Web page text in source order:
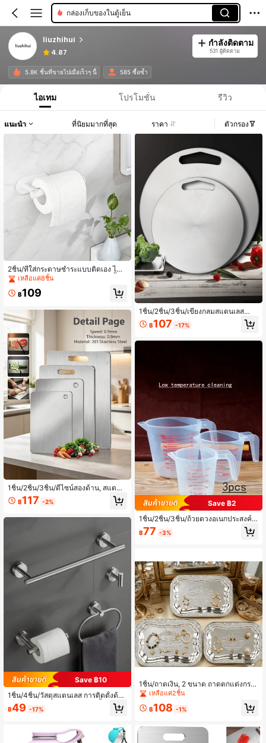
กล่องเก็บของในตู้เย็น
liuzhihui
4.87
กำลังติดตาม
531 ผู้ติดตาม
5.8K ชิ้นที่ขายไปเมื่อเร็วๆ นี้ 585 ซื้อซ้ำ
ไอเทม โปรโมชั่น รีวิว
แนะนำ ที่นิยมมากที่สุด ราคา ตัวกรอง
2ชิ้น/ที่ใส่กระดาษชำระแบบติดเอง ไม่ต้
องเจาะ เหมาะสำหรับห้องครัว ห้องน้ำ
ห้องส้วม ใช้ (อเนกประสงค์) (วัสดุพลาส
ติก)
เหลือแค่8ชิ้น
฿109
1ชิ้น/2ชิ้น/3ชิ้น/ดีไซน์สองด้าน, สแตนเ
ลส, เหมาะสำหรับครัวและร้านอาหาร,
ครัว, เขียงตัดกลางแจ้ง
฿117 -2%
Save ฿10
1ชิ้น/4ชิ้น/วัสดุสแตนเลส การติดตั้งด้วย
การเจาะมีความปลอดภัยมากขึ้น, ราวแ
ขวนผ้าเช็ดตัวสแตนเลส, ชั้นวางผ้าเช็ด
อเจาะ, ราวเก็บของอเนกประสงค์ (ชุด 1
ชิ้น) (ชุด 4 ชิ้น)
฿49 -17%
1ชิ้น/2ชิ้น/3ชิ้น/เขียงกลมสแตนเลสสำห
รับใช้ในบ้านและกลางแจ้ง, เขียงทนต่อ
การสึกหรอและป้องกันเชื้อรา, เขียงหั่นผั
฿107 -17%
Save ฿2
1ชิ้น/2ชิ้น/3ชิ้น/ถ้วยตวงอเนกประสงค์,
ถ้วยตวงพลาสติกใสทนความร้อนสามา
รถวางซ้อนกันได้พร้อมด้ามจับทำมุมแล
0มล., ถ้วยตวง (ทำความสะอาดด้วยอุ
ณหภูมิต่ำ)
฿77 -3%
1ชิ้น/ถาดเงิน, 2 ขนาด ถาดตกแต่งกระ
จกแกะสลักลายดอกไม้แบบวินเทจ เหม
าะสำหรับจัดแสดงเครื่องประดับ/กิ๊บติด
ผม
เหลือแค่2ชิ้น
฿108 -1%